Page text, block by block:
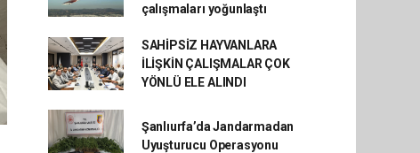
çalışmaları yoğunlaştı
SAHİPSİZ HAYVANLARA
İLİŞKİN ÇALIŞMALAR ÇOK
YÖNLÜ ELE ALINDI
Şanlıurfa’da Jandarmadan
Uyuşturucu Operasyonu